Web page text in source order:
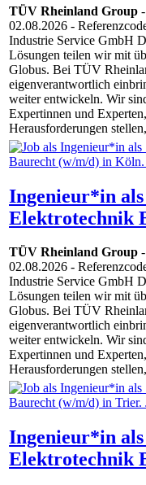
TÜV Rheinland Group -
02.08.2026 -
Industrie Service GmbH
Lösungen teilen wir mit
Globus. Bei TÜV
eigenverantwortlich
weiter entwickeln. Wir
Expertinnen und
Herausforderungen
Ingenieur*in
Elektrotechnik
TÜV Rheinland Group -
02.08.2026 -
Industrie Service GmbH
Lösungen teilen wir mit
Globus. Bei TÜV
eigenverantwortlich
weiter entwickeln. Wir
Expertinnen und
Herausforderungen
Ingenieur*in
Elektrotechnik